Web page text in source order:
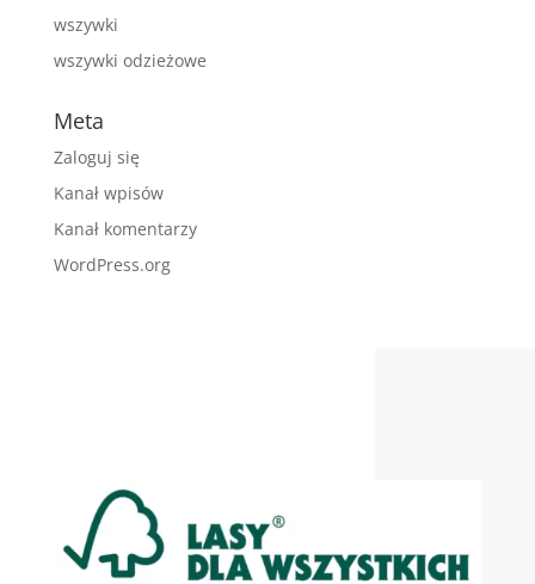
wszywki
wszywki odzieżowe
Meta
Zaloguj się
Kanał wpisów
Kanał komentarzy
WordPress.org